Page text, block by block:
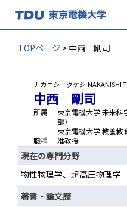
TOPページ > 中西 剛司
ナカニシ タケシ NAKANISHI
中西 剛司
所属
東京電機大学 未来科
部）
東京電機大学 教養教
職種
准教授
現在の専門分野
物性物理学、超高圧物理学
著書・論文歴